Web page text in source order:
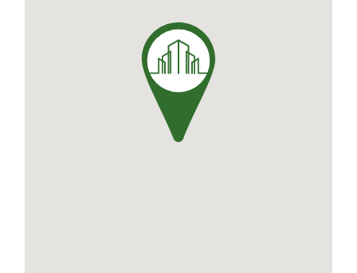
allient fonctionnalité et esthétisme dans un
cadre harmonieux respectueux de
l'environnement conformément à la
Réglementation Environnementale RE2020.
N'attendez plus, contactez-nous dès aujourd’hui
pour profiter des meilleurs prix et du meilleur
choix, et donnez vie à toutes vos envies en